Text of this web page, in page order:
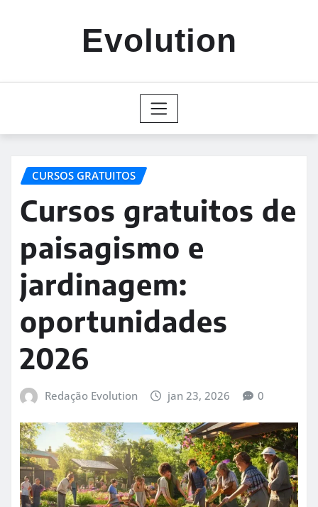
Evolution
CURSOS GRATUITOS
Cursos gratuitos de
paisagismo e
jardinagem:
oportunidades
2026
Redação Evolution jan 23, 2026 0